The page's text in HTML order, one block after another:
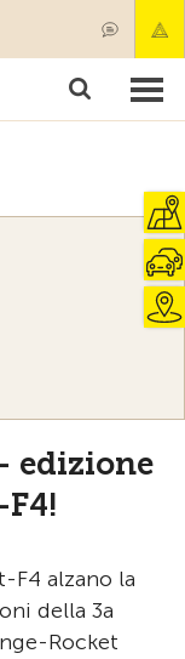
edizione
F4 alzano la
della 3a
Rocket